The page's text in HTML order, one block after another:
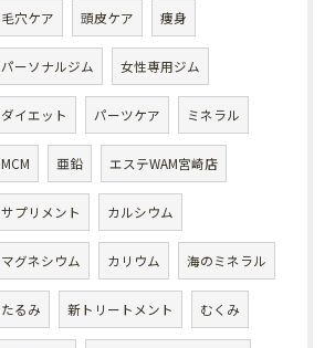
毛穴ケア 頭皮ケア 痩身
パーソナルジム 女性専用ジム
ダイエット パーツケア ミネラル
MCM 亜鉛 エステWAM宮崎店
サプリメント カルシウム
マグネシウム カリウム 海のミネラル
たるみ 新トリートメント むくみ